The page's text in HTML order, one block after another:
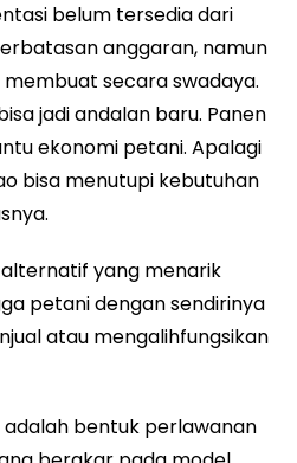
belum tersedia dari
anggaran, namun
secara swadaya.
jadi andalan baru. Panen
ekonomi petani. Apalagi
bisa menutupi kebutuhan
yang menarik
petani dengan sendirinya
atau mengalihfungsikan
adalah bentuk perlawanan